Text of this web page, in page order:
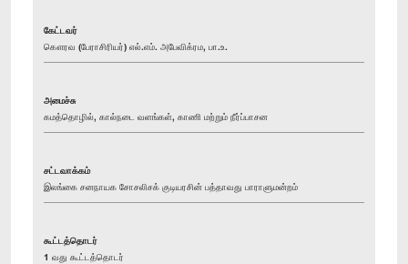
கேட்டவர்
கௌரவ (பேராசிரியர்) எல்.எம். அபேவிக்ரம, பா.உ.
அமைச்சு
கமத்தொழில், கால்நடை வளங்கள், காணி மற்றும் நீர்ப்பாசன
சட்டவாக்கம்
இலங்கை சனநாயக சோசலிசக் குடியரசின் பத்தாவது பாராளுமன்றம்
கூட்டத்தொடர்
1 வது கூட்டத்தொடர்